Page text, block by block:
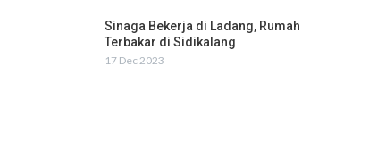
Sinaga Bekerja di Ladang, Rumah
Terbakar di Sidikalang
17 Dec 2023